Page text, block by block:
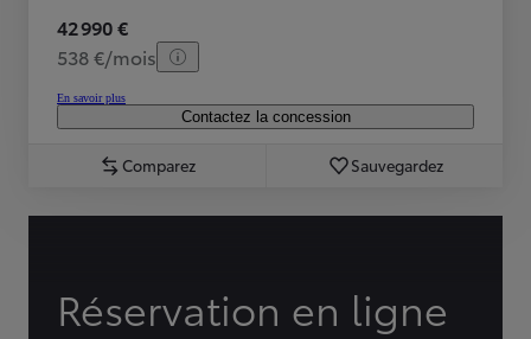
42 990 €
538 €/mois
En savoir plus
Contactez la concession
Comparez Sauvegardez
Réservation en ligne